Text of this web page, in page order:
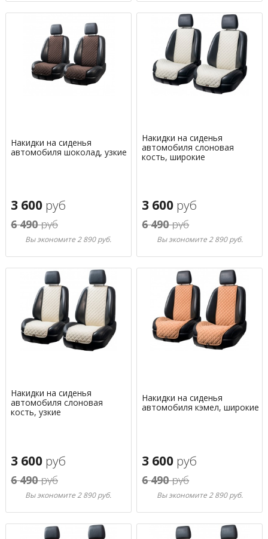
Накидки на сиденья
автомобиля шоколад, узкие
3 600 руб
6 490руб
Вы экономите 2 890 руб.
Накидки на сиденья
автомобиля слоновая
кость, широкие
3 600 руб
6 490руб
Вы экономите 2 890 руб.
Накидки на сиденья
автомобиля слоновая
кость, узкие
3 600 руб
6 490руб
Вы экономите 2 890 руб.
Накидки на сиденья
автомобиля кэмел, широкие
3 600 руб
6 490руб
Вы экономите 2 890 руб.